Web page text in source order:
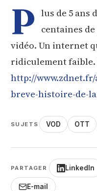
P lus de 5 ans
centaines
vidéo. Un internet
ridiculement
http://www.zdnet.fr/
breve-histoire-de-
SUJETS VOD OTT
PARTAGER LinkedIn
E-mail